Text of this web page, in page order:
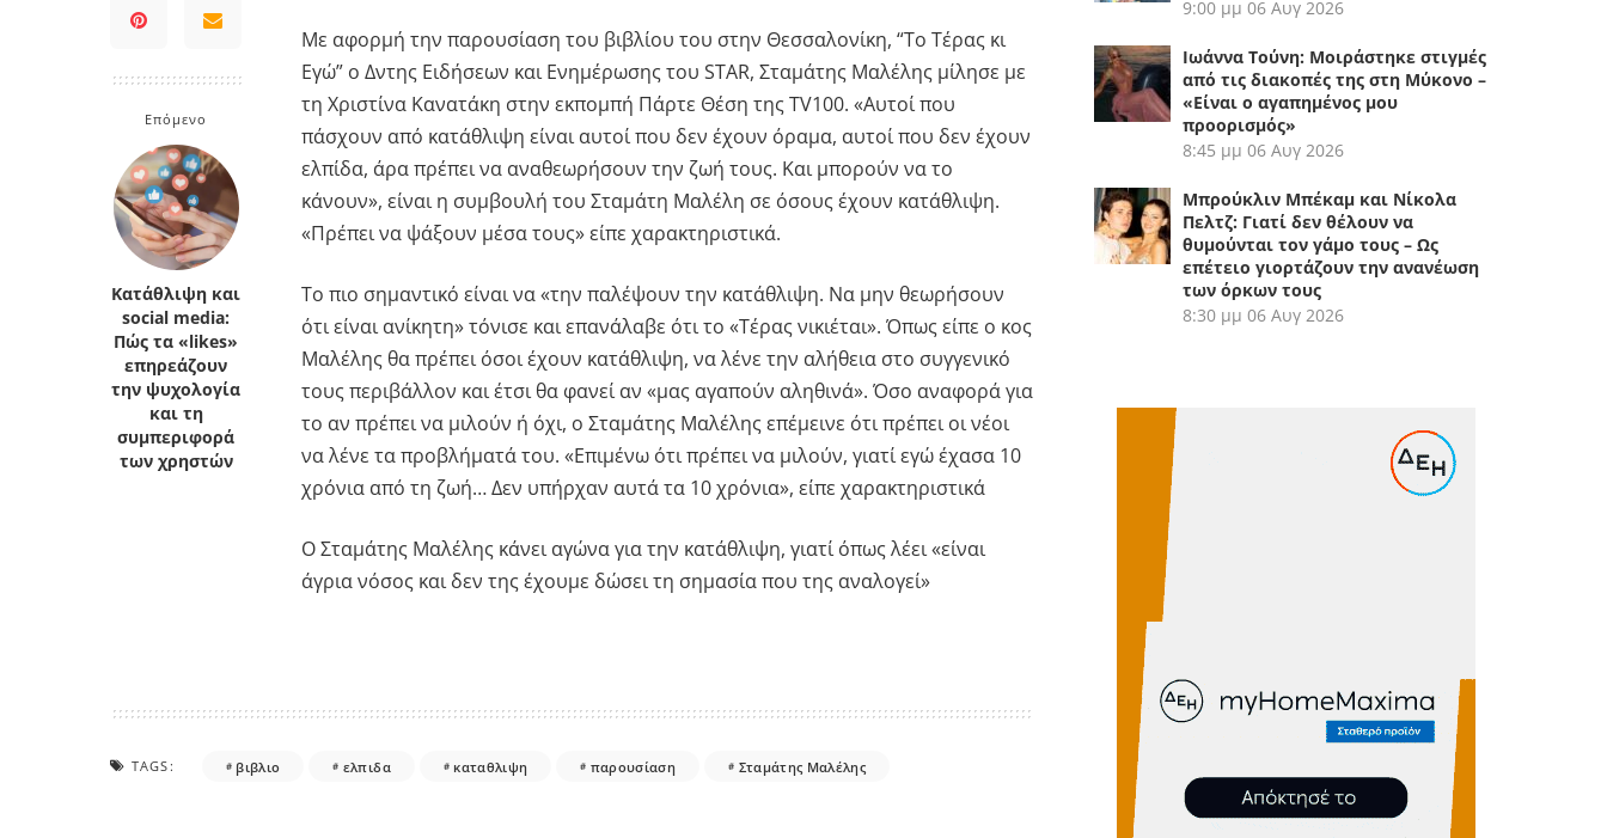
Κρήτη
Πελοπόννησος
Επόμενο
Κατάθλιψη και
social media:
Πώς τα «likes»
επηρεάζουν
την ψυχολογία
και τη
συμπεριφορά
των χρηστών
Με αφορμή την παρουσίαση του βιβλίου του στην Θεσσαλονίκη, “Το Τέρας κι
Εγώ” ο Δντης Ειδήσεων και Ενημέρωσης του STAR, Σταμάτης Μαλέλης μίλησε με
τη Χριστίνα Κανατάκη στην εκπομπή Πάρτε Θέση της TV100. «Αυτοί που
πάσχουν από κατάθλιψη είναι αυτοί που δεν έχουν όραμα, αυτοί που δεν έχουν
ελπίδα, άρα πρέπει να αναθεωρήσουν την ζωή τους. Και μπορούν να το
κάνουν», είναι η συμβουλή του Σταμάτη Μαλέλη σε όσους έχουν κατάθλιψη.
«Πρέπει να ψάξουν μέσα τους» είπε χαρακτηριστικά.
Το πιο σημαντικό είναι να «την παλέψουν την κατάθλιψη. Να μην θεωρήσουν
ότι είναι ανίκητη» τόνισε και επανάλαβε ότι το «Τέρας νικιέται». Όπως είπε ο κος
Μαλέλης θα πρέπει όσοι έχουν κατάθλιψη, να λένε την αλήθεια στο συγγενικό
τους περιβάλλον και έτσι θα φανεί αν «μας αγαπούν αληθινά». Όσο αναφορά για
το αν πρέπει να μιλούν ή όχι, ο Σταμάτης Μαλέλης επέμεινε ότι πρέπει οι νέοι
να λένε τα προβλήματά του. «Επιμένω ότι πρέπει να μιλούν, γιατί εγώ έχασα 10
χρόνια από τη ζωή… Δεν υπήρχαν αυτά τα 10 χρόνια», είπε χαρακτηριστικά
Ο Σταμάτης Μαλέλης κάνει αγώνα για την κατάθλιψη, γιατί όπως λέει «είναι
άγρια νόσος και δεν της έχουμε δώσει τη σημασία που της αναλογεί»
TAGS: βιβλιο ελπιδα καταθλιψη παρουσίαση Σταμάτης Μαλέλης
9:00 μμ 06 Αυγ 2026
Ιωάννα Τούνη: Μοιράστηκε στιγμές
από τις διακοπές της στη Μύκονο –
«Είναι ο αγαπημένος μου
προορισμός»
8:45 μμ 06 Αυγ 2026
Μπρούκλιν Μπέκαμ και Νίκολα
Πελτζ: Γιατί δεν θέλουν να
θυμούνται τον γάμο τους – Ως
επέτειο γιορτάζουν την ανανέωση
των όρκων τους
8:30 μμ 06 Αυγ 2026